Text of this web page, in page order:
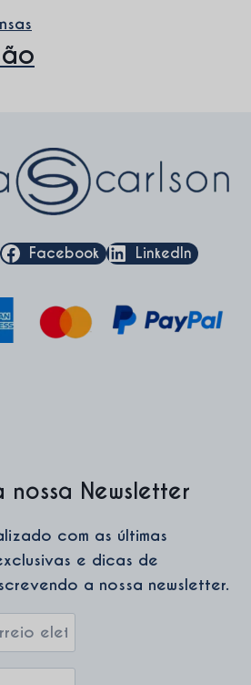
Facebook LinkedIn
nossa Newsletter
com as últimas
e dicas de
a nossa newsletter.